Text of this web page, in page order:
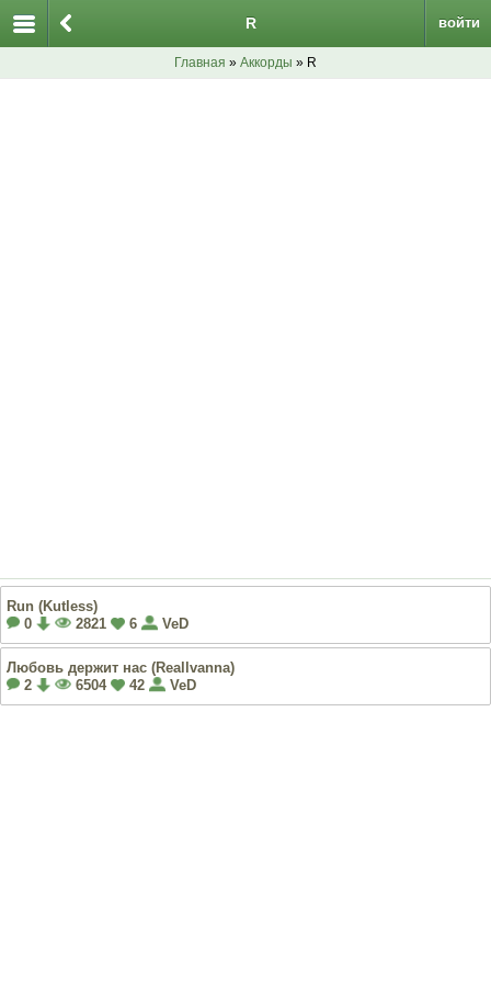
войти
R
Главная » Аккорды » R
Run (Kutless)
0
2821 6 VeD
Любовь держит нас (Reallvanna)
2
6504 42 VeD